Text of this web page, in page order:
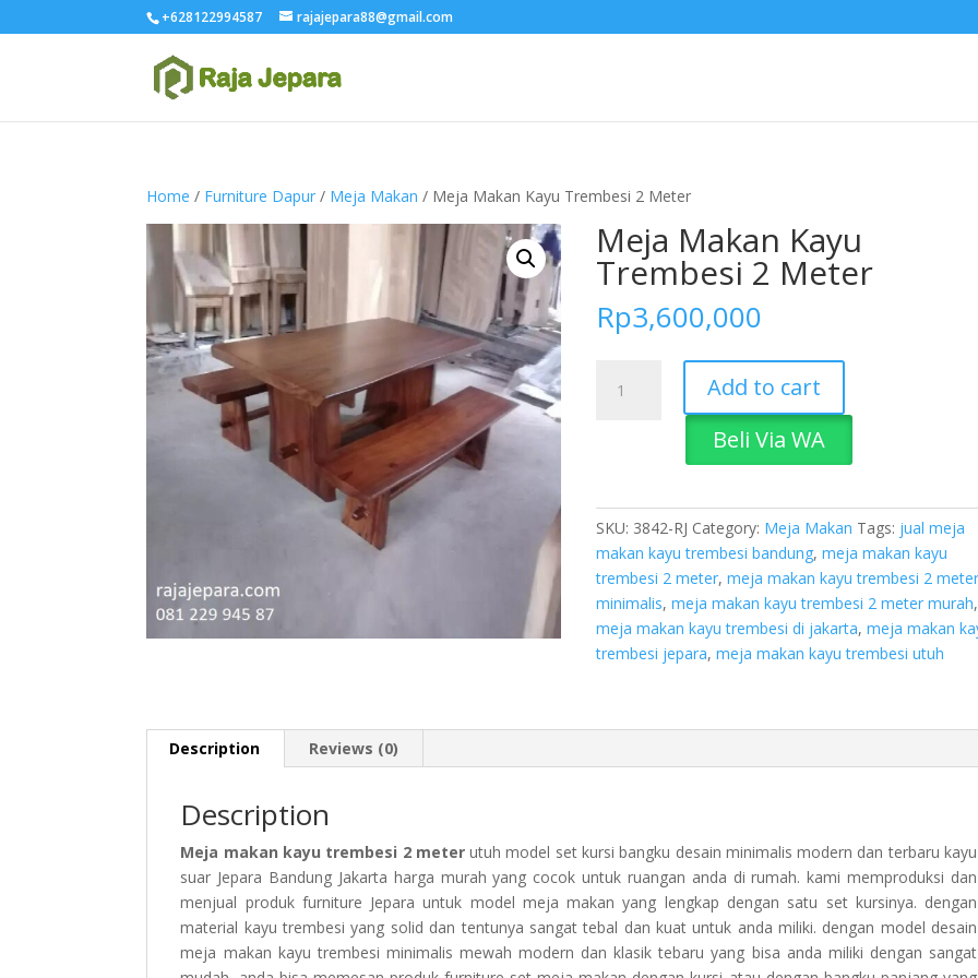
+628122994587 rajajepara88@gmail.com
Home / Furniture Dapur / Meja Makan / Meja Makan Kayu Trembesi 2 Meter
Meja Makan Kayu
Trembesi 2 Meter
Rp3,600,000
Makan
quantity
Add to cart
Beli Via WA
SKU: 3842-RJ Category: Meja Makan Tags: jual meja
makan kayu trembesi bandung,meja makan kayu
trembesi 2 meter,meja makan kayu trembesi 2 meter
minimalis,meja makan kayu trembesi 2 meter murah,
meja makan kayu trembesi di jakarta,meja makan
trembesi jepara,meja makan kayu trembesi utuh
Description Reviews (0)
Description
Meja makan kayu trembesi 2 meterutuh model set kursi bangku desain minimalis modern dan terbaru kayu
suar Jepara Bandung Jakarta harga murah yang cocok untuk ruangan anda di rumah. kami memproduksi dan
menjual produk furniture Jepara untuk model meja makan yang lengkap dengan satu set kursinya. dengan
material kayu trembesi yang solid dan tentunya sangat tebal dan kuat untuk anda miliki. dengan model desain
meja makan kayu trembesi minimalis mewah modern dan klasik tebaru yang bisa anda miliki dengan sangat